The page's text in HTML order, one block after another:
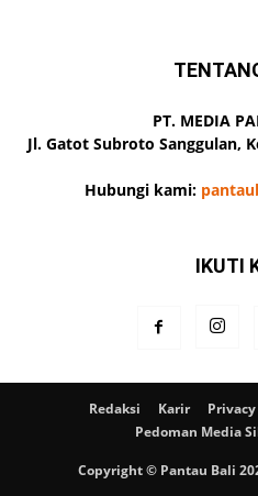
PT. MEDIA
Jl. Gatot Subroto Sanggulan,
Hubungi kami:
IKUTI
Redaksi Karir
Pedoman Media
Copyright © Pantau Bali